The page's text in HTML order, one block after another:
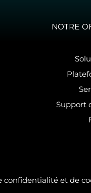
NOTRE
Support
confidentialité et de